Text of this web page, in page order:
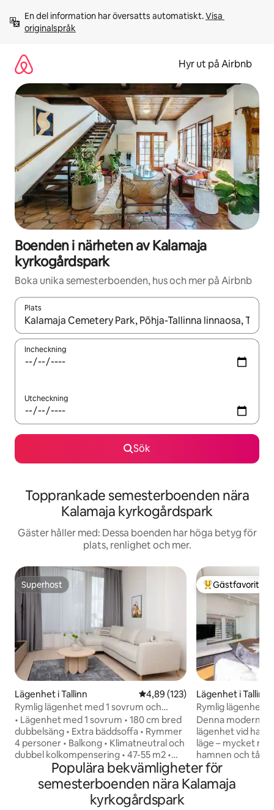
innehåll
En del information har översatts automatiskt. Visa
originalspråk
Hyr ut på Airbnb
Boenden i närheten av Kalamaja
kyrkogårdspark
Boka unika semesterboenden, hus och mer på Airbnb
Plats
När resultaten är tillgängliga kan du navigera med upp- och
Incheckning
Utcheckning
Sök
Topprankade semesterboenden nära
Kalamaja kyrkogårdspark
Gäster håller med: Dessa boenden har höga betyg för
plats, renlighet och mer.
Superhost
Superhost
Lägenhet i Tallinn 4,89 av 5 i genomsnittligt
4,89 (123)
Rymlig lägenhet med 1 sovrum och
balkong
• Lägenhet med 1 sovrum • 180 cm bred
dubbelsäng • Extra bäddsoffa • Rymmer
4 personer • Balkong • Klimatneutral och
dubbel kolkompensering • 47-55 m2 •
Kök • Luftventilation med kylning •
Delade tvättutrymmen • Regelbunden
professionell städning • Tillgång till lokalt
gym ingår • Yogamattor och tillgång till
Populär
Gästfavorit
Lägenhet i Tallinn
Rymlig lägenhet
stan
Denna moderna
lägenhet vid
läge – mycket
hamnen och
som behövs för
stadssemester
affärsresa med
Populära bekvämligheter för
semesterboenden nära Kalamaja
kyrkogårdspark